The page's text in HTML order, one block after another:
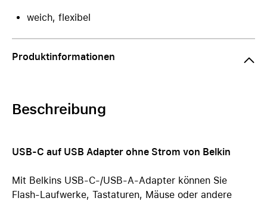
weich, flexibel
Produktinformationen
Beschreibung
USB-C auf USB Adapter ohne Strom von Belkin
Mit Belkins USB-C-/USB-A-Adapter können Sie
Flash-Laufwerke, Tastaturen, Mäuse oder andere